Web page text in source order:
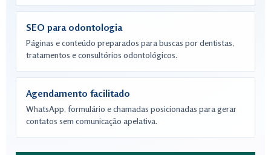
SEO para odontologia
Páginas e conteúdo preparados para buscas por dentistas,
tratamentos e consultórios odontológicos.
Agendamento facilitado
WhatsApp, formulário e chamadas posicionadas para gerar
contatos sem comunicação apelativa.